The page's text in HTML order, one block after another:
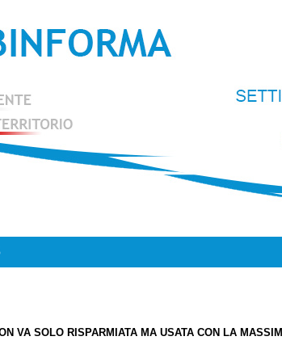
VA SOLO RISPARMIATA MA USATA CON LA